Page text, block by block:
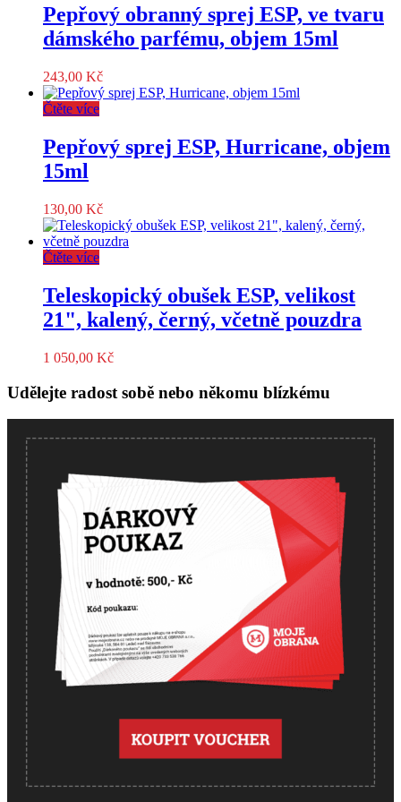
Pepřový obranný sprej ESP, ve tvaru
dámského parfému, objem 15ml
243,00 Kč
Čtěte více
Pepřový sprej ESP, Hurricane, objem
15ml
130,00 Kč
Čtěte více
Teleskopický obušek ESP, velikost
21", kalený, černý, včetně pouzdra
1 050,00 Kč
Udělejte radost sobě nebo někomu blízkému